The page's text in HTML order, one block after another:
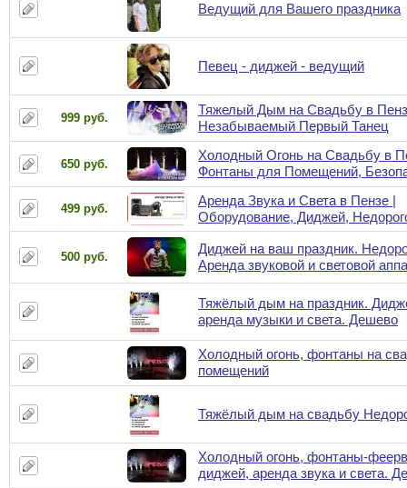
Ведущий для Вашего праздника
Певец - диджей - ведущий
999 руб.
Тяжелый Дым на Свадьбу в
Незабываемый Первый Танец
650 руб.
Холодный Огонь на Свадьбу в
Фонтаны для Помещений,
499 руб.
Аренда Звука и Света в Пензе |
Оборудование, Диджей,
500 руб.
Диджей на ваш праздник.
Аренда звуковой и световой
Тяжёлый дым на праздник.
аренда музыки и света. Дешево
Холодный огонь, фонтаны на
помещений
Тяжёлый дым на свадьбу
Холодный огонь, фонтаны-
диджей, аренда звука и света.